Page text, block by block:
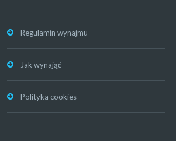
Regulamin wynajmu
Jak wynająć
Polityka cookies